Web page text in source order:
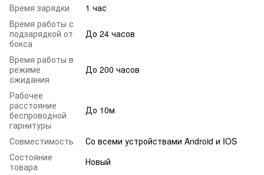
Время зарядки
1 час
Время работы с
подзарядкой от
бокса
До 24 часов
Время работы в
режиме
ожидания
До 200 часов
Рабочее
расстояние
беспроводной
гарнитуры
До 10м
Совместимость
Со всеми устройствами Android и IOS
Состояние
товара
Новый